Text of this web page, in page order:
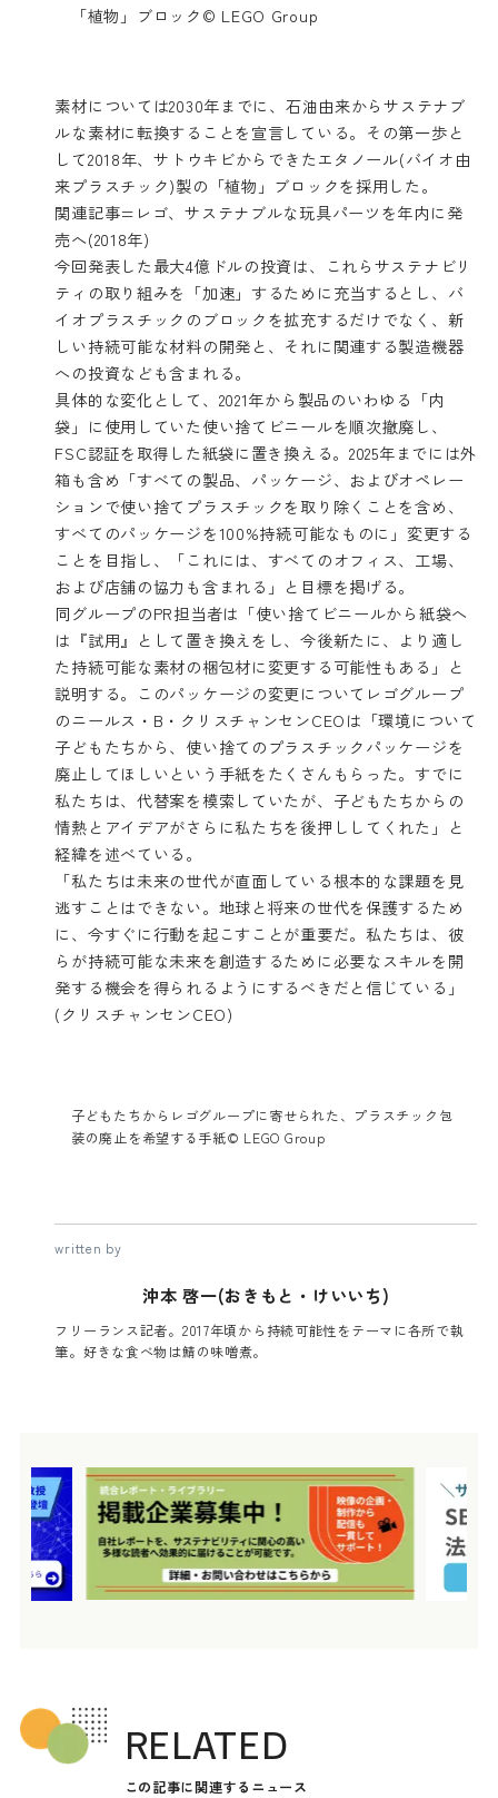
「植物」ブロック© LEGO Group
素材については2030年までに、石油由来からサステナブ
ルな素材に転換することを宣言している。その第一歩と
して2018年、サトウキビからできたエタノール(バイオ由
来プラスチック)製の「植物」ブロックを採用した。
関連記事= レゴ、サステナブルな玩具パーツを年内に発
売へ(2018年)
今回発表した最大4億ドルの投資は、これらサステナビリ
ティの取り組みを「加速」するために充当するとし、バ
イオプラスチックのブロックを拡充するだけでなく、新
しい持続可能な材料の開発と、それに関連する製造機器
への投資なども含まれる。
具体的な変化として、2021年から製品のいわゆる「内
袋」に使用していた使い捨てビニールを順次撤廃し、
FSC認証を取得した紙袋に置き換える。2025年までには外
箱も含め「すべての製品、パッケージ、およびオペレー
ションで使い捨てプラスチックを取り除くことを含め、
すべてのパッケージを100%持続可能なものに」変更する
ことを目指し、「これには、すべてのオフィス、工場、
および店舗の協力も含まれる」と目標を掲げる。
同グループのPR担当者は「使い捨てビニールから紙袋へ
は『試用』として置き換えをし、今後新たに、より適し
た持続可能な素材の梱包材に変更する可能性もある」と
説明する。このパッケージの変更についてレゴグループ
のニールス・B・クリスチャンセンCEOは「環境について
子どもたちから、使い捨てのプラスチックパッケージを
廃止してほしいという手紙をたくさんもらった。すでに
私たちは、代替案を模索していたが、子どもたちからの
情熱とアイデアがさらに私たちを後押ししてくれた」と
経緯を述べている。
「私たちは未来の世代が直面している根本的な課題を見
逃すことはできない。地球と将来の世代を保護するため
に、今すぐに行動を起こすことが重要だ。私たちは、彼
らが持続可能な未来を創造するために必要なスキルを開
発する機会を得られるようにするべきだと信じている」
(クリスチャンセンCEO)
子どもたちからレゴグループに寄せられた、プラスチック包
装の廃止を希望する手紙© LEGO Group
written by
沖本 啓一(おきもと・けいいち)
フリーランス記者。2017年頃から持続可能性をテーマに各所で執
筆。好きな食べ物は鯖の味噌煮。
RELATED
この記事に関連するニュース